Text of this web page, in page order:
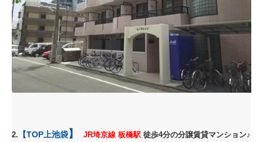
2. 【TOP上池袋】 JR埼京線 板橋駅 徒歩4分の分譲賃貸マンション♪